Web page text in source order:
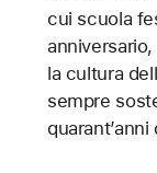
cui scuola
la cultura
sempre
quarant’anni